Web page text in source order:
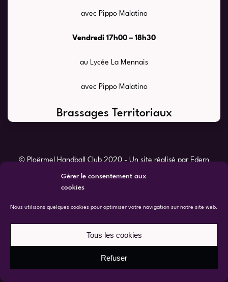
Gérer le consentement aux
cookies
Nous utilisons quelques cookies pour optimiser votre navigation sur notre site web.
Tous les cookies
Refuser
avec Pippo Malatino
Vendredi 17h00 – 18h30
au Lycée La Mennais
avec Pippo Malatino
Brassages Territoriaux
© Ploërmel Handball Club 2020 - Un site réalisé par Edern
Mentions Légales Politique de Cookies